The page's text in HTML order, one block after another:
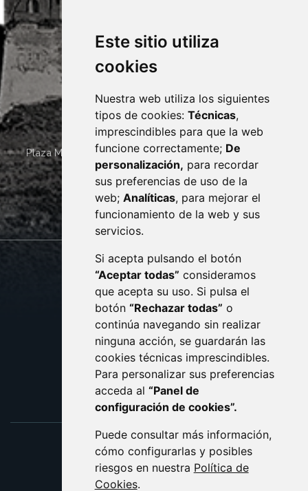
Este sitio utiliza
cookies
Nuestra web utiliza los siguientes
tipos de cookies: Técnicas,
imprescindibles para que la web
funcione correctamente; De
personalización, para recordar
sus preferencias de uso de la
web; Analíticas, para mejorar el
funcionamiento de la web y sus
servicios.
Si acepta pulsando el botón
“Aceptar todas” consideramos
que acepta su uso. Si pulsa el
botón “Rechazar todas” o
continúa navegando sin realizar
ninguna acción, se guardarán las
cookies técnicas imprescindibles.
Para personalizar sus preferencias
acceda al “Panel de
configuración de cookies”.
Puede consultar más información,
cómo configurarlas y posibles
riesgos en nuestra Política de
Cookies.
Plaza Mayor 4 22400 MONZÓN - ARAGÓN (ESPAÑA)
· (34) 974 400 700 ·
sac@monzon.es
monzon.es
CONTACTO
AVISO LEGAL
PROTECCIÓN DE DATOS
POLÍTICA DE COOKIES
ACCESIBILIDAD
ENLACE EXTERNO AL